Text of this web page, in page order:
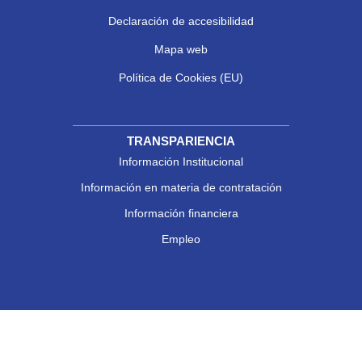
Declaración de accesibilidad
Mapa web
Política de Cookies (EU)
TRANSPARIENCIA
Información Institucional
Información en materia de contratación
Información financiera
Empleo